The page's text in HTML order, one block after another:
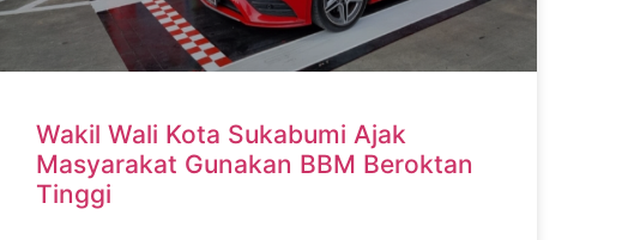
Wakil Wali Kota Sukabumi Ajak
Masyarakat Gunakan BBM Beroktan
Tinggi